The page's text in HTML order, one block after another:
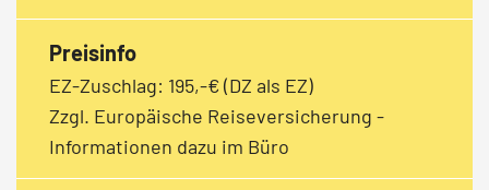
Preisinfo
EZ-Zuschlag: 195,-€ (DZ als EZ)
Zzgl. Europäische Reiseversicherung -
Informationen dazu im Büro